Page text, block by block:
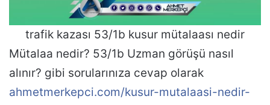
trafik kazası 53/1b kusur mütalaası nedir
Mütalaa nedir? 53/1b Uzman görüşü nasıl
alınır? gibi sorularınıza cevap olarak
ahmetmerkepci.com/kusur-mutalaasi-nedir-